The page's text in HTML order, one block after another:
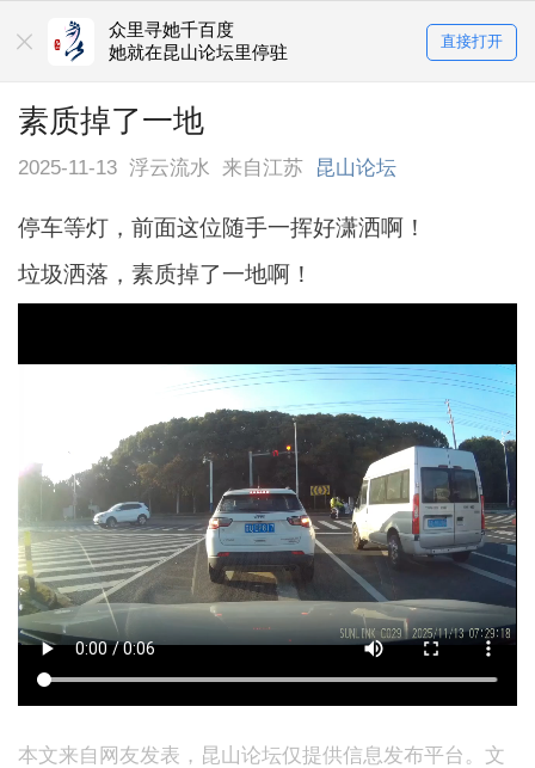
众里寻她千百度
她就在昆山论坛里停驻
直接打开
素质掉了一地
2025-11-13 浮云流水 来自江苏 昆山论坛
停车等灯，前面这位随手一挥好潇洒啊！
垃圾洒落，素质掉了一地啊！
本文来自网友发表，昆山论坛仅提供信息发布平台。文